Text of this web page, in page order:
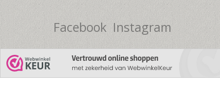
Facebook Instagram